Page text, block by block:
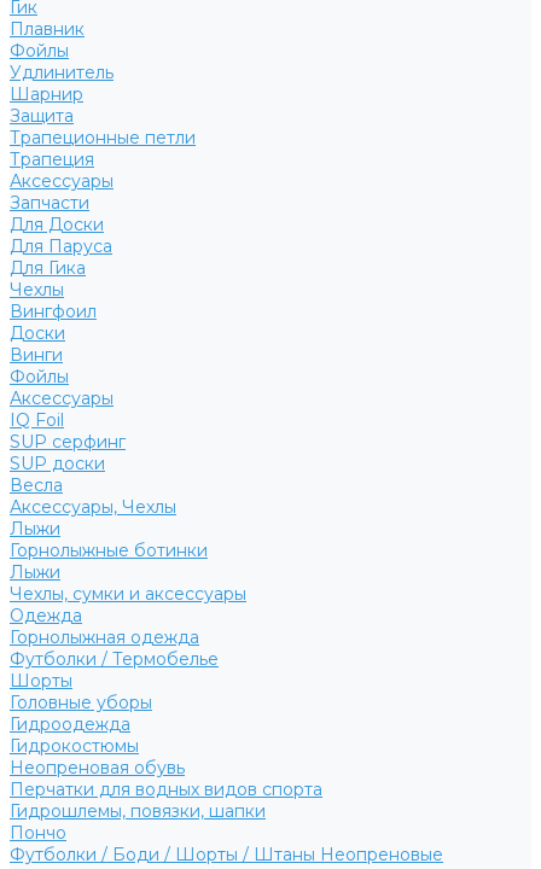
Гик
Плавник
Фойлы
Удлинитель
Шарнир
Защита
Трапеционные петли
Трапеция
Аксессуары
Запчасти
Для Доски
Для Паруса
Для Гика
Чехлы
Вингфоил
Доски
Винги
Фойлы
Аксессуары
IQ Foil
SUP серфинг
SUP доски
Весла
Аксессуары, Чехлы
Лыжи
Горнолыжные ботинки
Лыжи
Чехлы, сумки и аксессуары
Одежда
Горнолыжная одежда
Футболки / Термобелье
Шорты
Головные уборы
Гидроодежда
Гидрокостюмы
Неопреновая обувь
Перчатки для водных видов спорта
Гидрошлемы, повязки, шапки
Пончо
Футболки / Боди / Шорты / Штаны Неопреновые